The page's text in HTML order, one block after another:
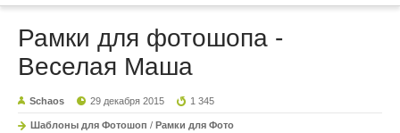
Рамки для фотошопа -
Веселая Маша
Schaos 29 декабря 2015 1 345
Шаблоны для Фотошоп / Рамки для Фото